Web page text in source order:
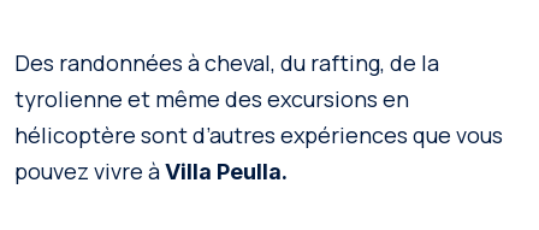
Des randonnées à cheval, du rafting, de la
tyrolienne et même des excursions en
hélicoptère sont d’autres expériences que vous
pouvez vivre àVilla Peulla.